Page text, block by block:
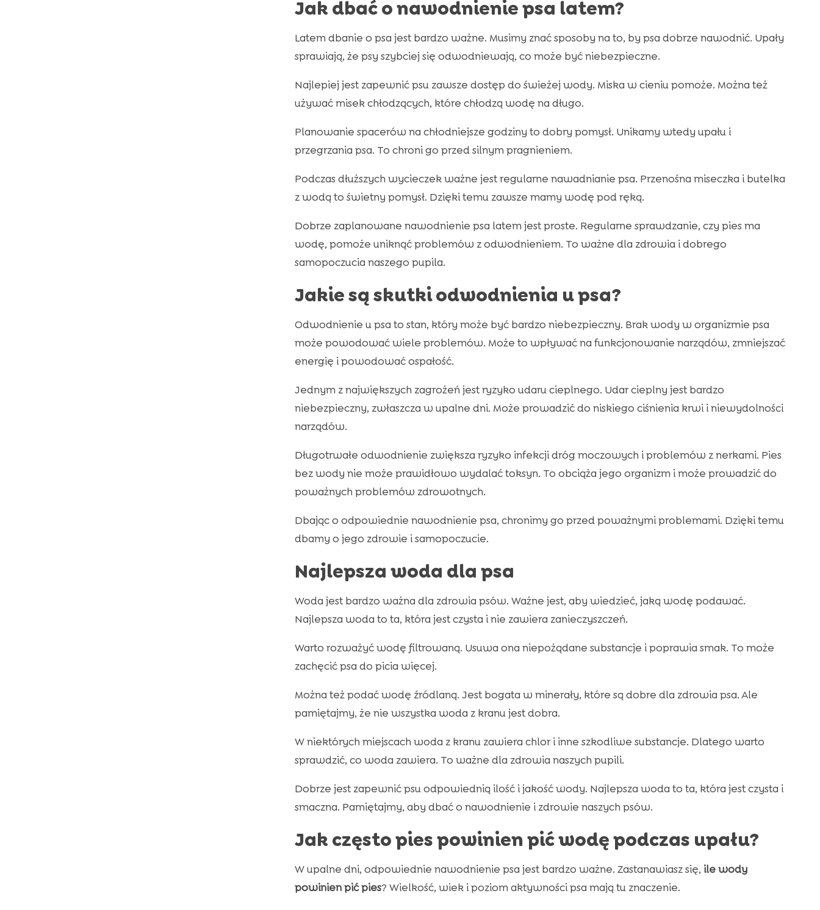
Jak dbać o nawodnienie psa latem?
Latem dbanie o psa jest bardzo ważne. Musimy znać sposoby na to, by psa dobrze nawodnić. Upały
sprawiają, że psy szybciej się odwodniewają, co może być niebezpieczne.
Najlepiej jest zapewnić psu zawsze dostęp do świeżej wody. Miska w cieniu pomoże. Można też
używać misek chłodzących, które chłodzą wodę na długo.
Planowanie spacerów na chłodniejsze godziny to dobry pomysł. Unikamy wtedy upału i
przegrzania psa. To chroni go przed silnym pragnieniem.
Podczas dłuższych wycieczek ważne jest regularne nawadnianie psa. Przenośna miseczka i butelka
z wodą to świetny pomysł. Dzięki temu zawsze mamy wodę pod ręką.
Dobrze zaplanowane nawodnienie psa latem jest proste. Regularne sprawdzanie, czy pies ma
wodę, pomoże uniknąć problemów z odwodnieniem. To ważne dla zdrowia i dobrego
samopoczucia naszego pupila.
Jakie są skutki odwodnienia u psa?
Odwodnienie u psa to stan, który może być bardzo niebezpieczny. Brak wody w organizmie psa
może powodować wiele problemów. Może to wpływać na funkcjonowanie narządów, zmniejszać
energię i powodować ospałość.
Jednym z największych zagrożeń jest ryzyko udaru cieplnego. Udar cieplny jest bardzo
niebezpieczny, zwłaszcza w upalne dni. Może prowadzić do niskiego ciśnienia krwi i niewydolności
narządów.
Długotrwałe odwodnienie zwiększa ryzyko infekcji dróg moczowych i problemów z nerkami. Pies
bez wody nie może prawidłowo wydalać toksyn. To obciąża jego organizm i może prowadzić do
poważnych problemów zdrowotnych.
Dbając o odpowiednie nawodnienie psa, chronimy go przed poważnymi problemami. Dzięki temu
dbamy o jego zdrowie i samopoczucie.
Najlepsza woda dla psa
Woda jest bardzo ważna dla zdrowia psów. Ważne jest, aby wiedzieć, jaką wodę podawać.
Najlepsza woda to ta, która jest czysta i nie zawiera zanieczyszczeń.
Warto rozważyć wodę filtrowaną. Usuwa ona niepożądane substancje i poprawia smak. To może
zachęcić psa do picia więcej.
Można też podać wodę źródlaną. Jest bogata w minerały, które są dobre dla zdrowia psa. Ale
pamiętajmy, że nie wszystka woda z kranu jest dobra.
W niektórych miejscach woda z kranu zawiera chlor i inne szkodliwe substancje. Dlatego warto
sprawdzić, co woda zawiera. To ważne dla zdrowia naszych pupili.
Dobrze jest zapewnić psu odpowiednią ilość i jakość wody. Najlepsza woda to ta, która jest czysta i
smaczna. Pamiętajmy, aby dbać o nawodnienie i zdrowie naszych psów.
Jak często pies powinien pić wodę podczas upału?
W upalne dni, odpowiednie nawodnienie psa jest bardzo ważne. Zastanawiasz się, ile wody
powinien pić pies? Wielkość, wiek i poziom aktywności psa mają tu znaczenie.